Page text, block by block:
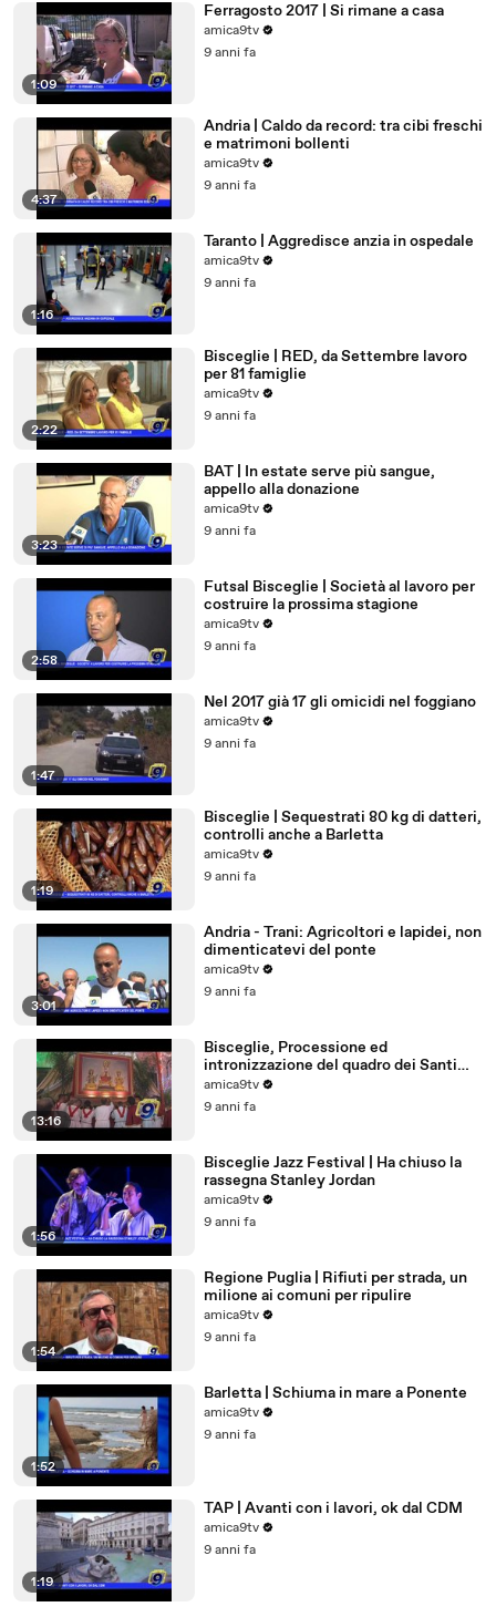
1:09
Ferragosto 2017 | Si rimane a casa
amica9tv
9 anni fa
4:37
Andria | Caldo da record: tra cibi freschi
e matrimoni bollenti
amica9tv
9 anni fa
1:16
Taranto | Aggredisce anzia in ospedale
amica9tv
9 anni fa
2:22
Bisceglie | RED, da Settembre lavoro
per 81 famiglie
amica9tv
9 anni fa
3:23
BAT | In estate serve più sangue,
appello alla donazione
amica9tv
9 anni fa
2:58
Futsal Bisceglie | Società al lavoro per
costruire la prossima stagione
amica9tv
9 anni fa
1:47
Nel 2017 già 17 gli omicidi nel foggiano
amica9tv
9 anni fa
1:19
Bisceglie | Sequestrati 80 kg di datteri,
controlli anche a Barletta
amica9tv
9 anni fa
3:01
Andria - Trani: Agricoltori e lapidei, non
dimenticatevi del ponte
amica9tv
9 anni fa
13:16
Bisceglie, Processione ed
intronizzazione del quadro dei Santi
Martiri
amica9tv
9 anni fa
1:56
Bisceglie Jazz Festival | Ha chiuso la
rassegna Stanley Jordan
amica9tv
9 anni fa
1:54
Regione Puglia | Rifiuti per strada, un
milione ai comuni per ripulire
amica9tv
9 anni fa
1:52
Barletta | Schiuma in mare a Ponente
amica9tv
9 anni fa
1:19
TAP | Avanti con i lavori, ok dal CDM
amica9tv
9 anni fa